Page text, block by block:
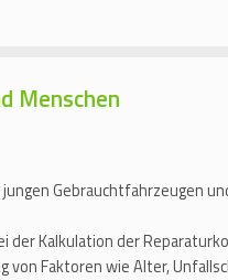
Menschen
Gebrauchtfahrzeugen
der Kalkulation der
Faktoren wie Alter,